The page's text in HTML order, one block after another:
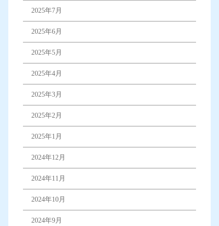
2025年7月
2025年6月
2025年5月
2025年4月
2025年3月
2025年2月
2025年1月
2024年12月
2024年11月
2024年10月
2024年9月